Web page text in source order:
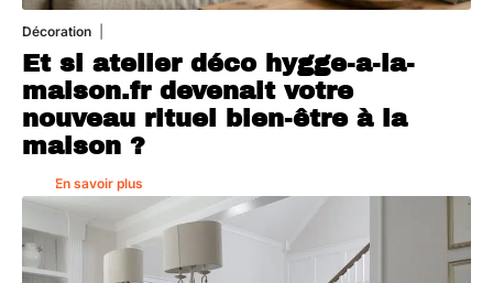
Décoration
Et si atelier déco hygge-a-la-
maison.fr devenait votre
nouveau rituel bien-être à la
maison ?
En savoir plus